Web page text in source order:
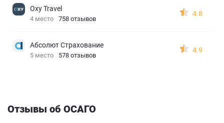
Oxy Travel
4 место 758 отзывов
4.8
Абсолют Страхование
5 место 578 отзывов
4.9
Отзывы об ОСАГО